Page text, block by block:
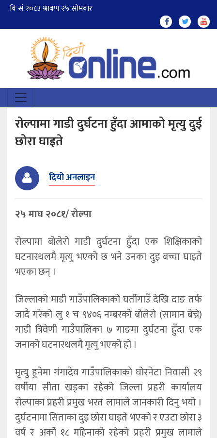
रोल्पामा गाडी दुर्घटना हुँदा आमाको मृत्यु दुई
छोरा घाइते
दियो अनलाइन
२५ माघ २०८१/ रोल्पा
राेल्पामा बाेलेराे गाडी दुर्घटना हुँदा एक शिक्षिकाकाे
घटनास्थलमै मृत्यु भएकाे छ भने उनका दुइ बच्चा घाइते
भएका छन् ।
जिल्लाको माडी गाउँपालिकाको घर्तीगाउँ देखि दाङ तर्फ
जादै गरेको लु १ च ९४०६ नम्बरको बोलेरो (सामान बेच्ने)
गाडी त्रिवेणी गाउँपालिका ७ गाङमा दुर्घटना हुँदा एक
जनाको घटनास्थलमै मृत्यु भएको हाे ।
मृत्यु हुनेमा गंगादेव गाउँपालिकाकाे घोरनेटा निवासी २९
वर्षीया सीता खड्का रहेको जिल्ला प्रहरी कार्यालय
राेल्पाका प्रहरी प्रमुख भरत लामाले जानकारी दिनु भयो ।
दुर्घटनामा सिताका दुइ छाेरा घाइते भएको र एउटा छाेरा ३
वर्ष र अर्काे १८ महिनाकाे रहेकाे प्रहरी प्रमुख लामाले